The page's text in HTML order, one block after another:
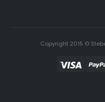
Copyright 2015 ©